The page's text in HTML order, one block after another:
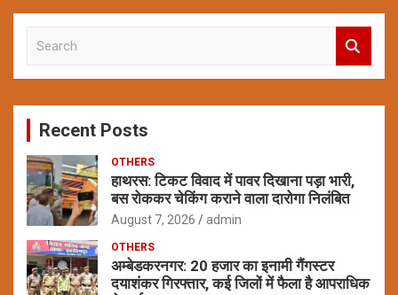
c
Recent Posts
OTHERS
हाथरस: टिकट विवाद में पावर दिखाना पड़ा भारी,
बस रोककर चेकिंग कराने वाला दारोगा निलंबित
August 7, 2026 admin
OTHERS
अम्बेडकरनगर: 20 हजार का इनामी गैंगस्टर
दयाशंकर गिरफ्तार, कई जिलों में फैला है आपराधिक